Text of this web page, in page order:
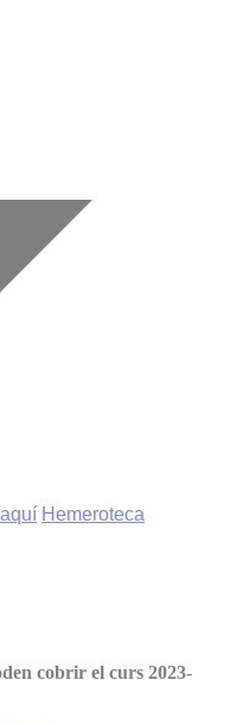
Hemeroteca
cobrir el curs 2023-